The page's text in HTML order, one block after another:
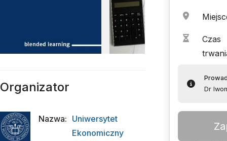
Czas
Dr
Organizator
Nazwa: Uniwersytet
Ekonomiczny